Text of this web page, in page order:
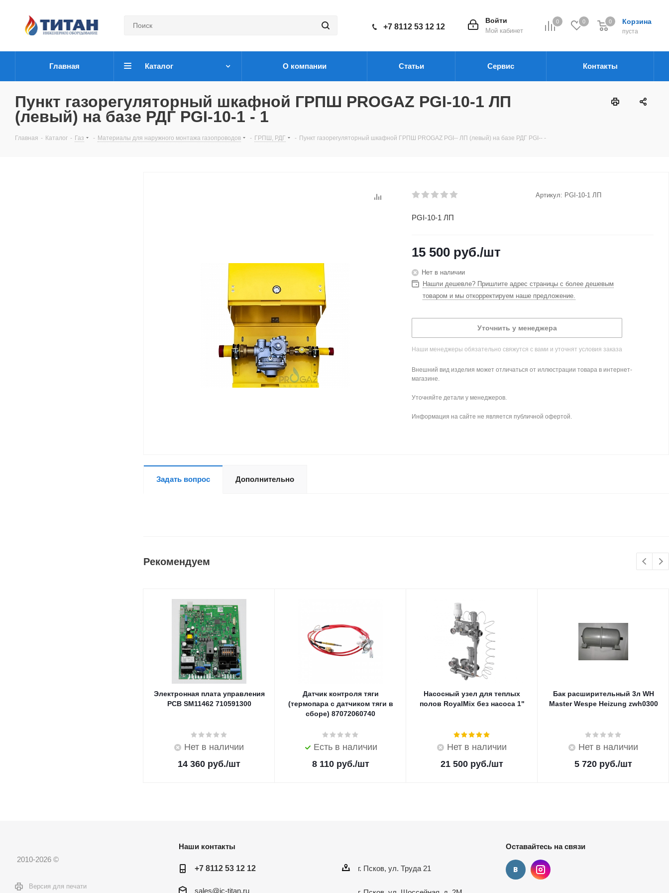
0 0 Корзина
пуста
0
Войти
Мой кабинет
+7 8112 53 12 12
Главная Каталог О компании Статьи Сервис Контакты
Пункт газорегуляторный шкафной ГРПШ PROGAZ PGI-10-1 ЛП
(левый) на базе РДГ PGI-10-1 - 1
Главная - Каталог - Газ - Материалы для наружного монтажа газопроводов - ГРПШ, РДГ - Пункт газорегуляторный шкафной ГРПШ PROGAZ PGI-- ЛП (левый) на базе РДГ PGI-- -
Артикул: PGI-10-1 ЛП
PGI-10-1 ЛП
15 500 руб./шт
Нет в наличии
Нашли дешевле? Пришлите адрес страницы с более дешевым
товаром и мы откорректируем наше предложение.
Уточнить у менеджера
Наши менеджеры обязательно свяжутся с вами и уточнят условия заказа
Внешний вид изделия может отличаться от иллюстрации товара в интернет-
магазине.
Уточняйте детали у менеджеров.
Информация на сайте не является публичной офертой.
Задать вопрос Дополнительно
Рекомендуем
Электронная плата управления
PCB SM11462 710591300
Нет в наличии
14 360 руб./шт
Датчик контроля тяги
(термопара с датчиком тяги в
сборе) 87072060740
Есть в наличии
8 110руб./шт
Насосный узел для теплых
полов RoyalMix без насоса 1"
Нет в наличии
21 500 руб./шт
Бак расширительный 3л WH
Master Wespe Heizung zwh0300
Нет в наличии
5 720 руб./шт
2010-2026 ©
Версия для печати
Наши контакты
+7 8112 53 12 12
sales@ic-titan.ru
г. Псков, ул. Труда 21
Оставайтесь на связи